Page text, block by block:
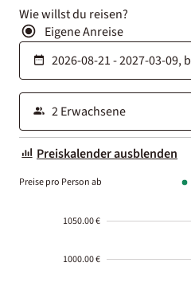
Wie willst du reisen?
Eigene Anreise
Preiskalender ausblenden
Preise pro Person ab
1050.00 €
1000.00 €